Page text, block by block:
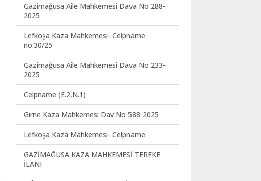
Gazimağusa Aile Mahkemesi Dava No 288-
2025
Lefkoşa Kaza Mahkemesi- Celpname
no:30/25
Gazimağusa Aile Mahkemesi Dava No 233-
2025
Celpname (E.2,N.1)
Girne Kaza Mahkemesi Dav No 588-2025
Lefkoşa Kaza Mahkemesi- Celpname
GAZİMAĞUSA KAZA MAHKEMESİ TEREKE
İLANI